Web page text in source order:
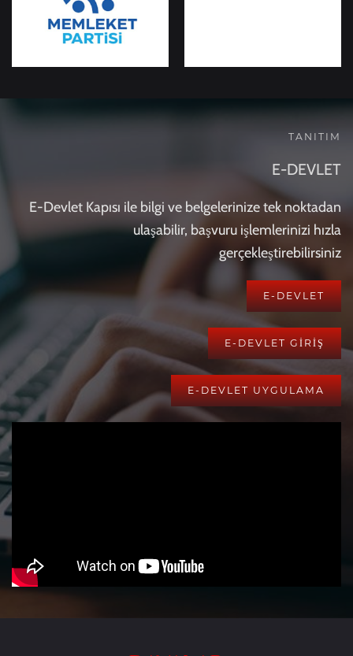
TANITIM
E-DEVLET
E-Devlet Kapısı ile bilgi ve belgelerinize tek noktadan
ulaşabilir, başvuru işlemlerinizi hızla
gerçekleştirebilirsiniz
E-DEVLET
E-DEVLET GİRİŞ
E-DEVLET UYGULAMA